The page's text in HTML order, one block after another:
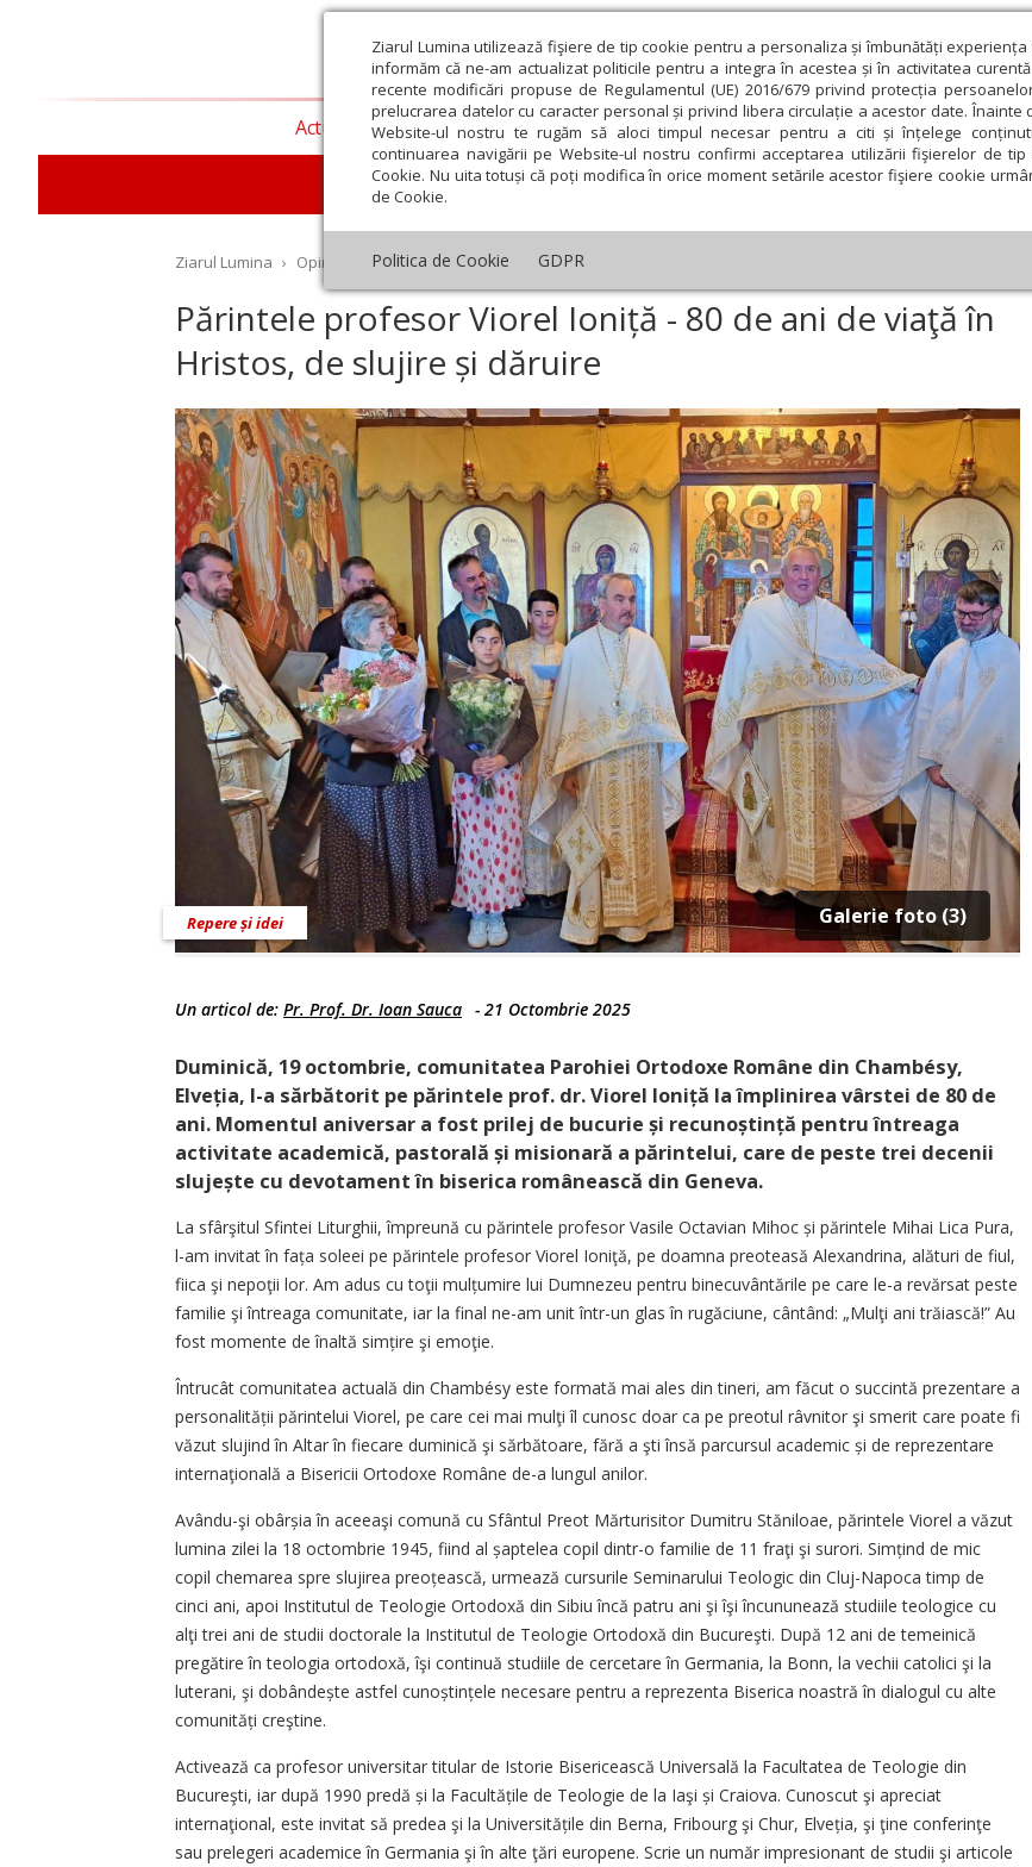
Ziarul Lumina utilizează fişiere de tip cookie pentru a personaliza și îmbunătăți
informăm că ne-am actualizat politicile pentru a integra în acestea și în activitatea
recente modificări propuse de Regulamentul (UE) 2016/679 privind protecția
prelucrarea datelor cu caracter personal și privind libera circulație a acestor date. Înainte
Website-ul nostru te rugăm să aloci timpul necesar pentru a citi și înțelege
continuarea navigării pe Website-ul nostru confirmi acceptarea utilizării fişierelor de
Cookie. Nu uita totuși că poți modifica în orice moment setările acestor fişiere cookie
de Cookie.
Politica de Cookie GDPR
Actualitate religioasă Teologie și spiritualitate Educaţie și Cultură
Editorial Repere și idei Pilda zilei
Ziarul Lumina › Opinii Repere și idei › Părintele profesor Viorel Ioniță - 80 de ani de viaţă în Hristos, de slujire și
Părintele profesor Viorel Ioniță - 80 de ani de viaţă în
Hristos, de slujire și dăruire
Galerie foto (3)
Repere și idei
Un articol de: Pr. Prof. Dr. Ioan Sauca - 21 Octombrie 2025
Duminică, 19 octombrie, comunitatea Parohiei Ortodoxe Române din Chambésy,
Elveția, l-a sărbătorit pe părintele prof. dr. Viorel Ioniță la împlinirea vârstei de 80 de
ani. Momentul aniversar a fost prilej de bucurie și recunoștință pentru întreaga
activitate academică, pastorală și misionară a părintelui, care de peste trei decenii
slujește cu devotament în biserica românească din Geneva.
La sfârşitul Sfintei Liturghii, împreună cu părintele profesor Vasile Octavian Mihoc și părintele Mihai Lica Pura,
l-am invitat în fața soleei pe părintele profesor Viorel Ioniţă, pe doamna preoteasă Alexandrina, alături de fiul,
fiica şi nepoţii lor. Am adus cu toţii mulțu­mire lui Dumnezeu pentru binecuvântările pe care le-a revărsat peste
familie şi întreaga comunitate, iar la final ne-am unit într-un glas în rugăciune, cântând: „Mulţi ani trăiască!” Au
fost momente de înaltă simțire şi emoţie.
Întrucât comunitatea actuală din Chambésy este formată mai ales din tineri, am făcut o succintă prezentare a
personalității părintelui Viorel, pe care cei mai mulţi îl cunosc doar ca pe preotul râvnitor şi smerit care poate fi
văzut slujind în Altar în fiecare duminică şi sărbătoare, fără a şti însă parcursul academic și de reprezentare
internaţională a Bisericii Ortodoxe Române de-a lungul anilor.
Avându-şi obârșia în aceeaşi comună cu Sfântul Preot Mărturisitor Dumitru Stăniloae, părintele Viorel a văzut
lumina zilei la 18 octombrie 1945, fiind al șaptelea copil dintr-o familie de 11 fraţi şi surori. Simțind de mic
copil chemarea spre slujirea preoțească, urmează cursurile Seminarului Teologic din Cluj-Napoca timp de
cinci ani, apoi Institutul de Teologie Ortodoxă din Sibiu încă patru ani şi îşi încununează studiile teologice cu
alţi trei ani de studii doctorale la Institutul de Teologie Ortodoxă din Bucureşti. După 12 ani de temeinică
pregătire în teologia ortodoxă, îşi continuă studiile de cercetare în Germania, la Bonn, la vechii catolici şi la
luterani, şi dobândește astfel cunoștințele necesare pentru a reprezenta Biserica noastră în dialogul cu alte
comu­nități creştine.
Activează ca profesor universitar titular de Istorie Bisericească Universală la Facultatea de Teologie din
Bucureşti, iar după 1990 predă și la Facultățile de Teologie de la Iaşi și Craiova. Cunoscut şi apreciat
internaţional, este invitat să predea şi la Universitățile din Berna, Fribourg şi Chur, Elveția, şi ţine conferinţe
sau prelegeri academice în Germania şi în alte ţări europene. Scrie un număr impresionant de studii şi articole
Decembrie